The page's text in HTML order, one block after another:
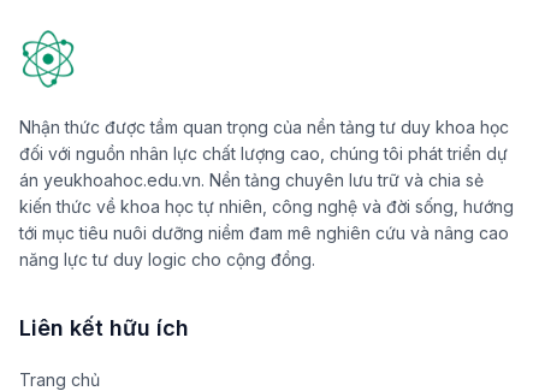
Nhận thức được tầm quan trọng của nền tảng tư duy khoa học
đối với nguồn nhân lực chất lượng cao, chúng tôi phát triển dự
án yeukhoahoc.edu.vn. Nền tảng chuyên lưu trữ và chia sẻ
kiến thức về khoa học tự nhiên, công nghệ và đời sống, hướng
tới mục tiêu nuôi dưỡng niềm đam mê nghiên cứu và nâng cao
năng lực tư duy logic cho cộng đồng.
Liên kết hữu ích
Trang chủ